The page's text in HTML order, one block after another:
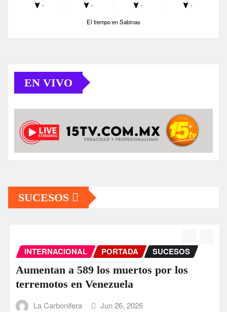
-
-
-
-
El tiempo en Sabinas
EN VIVO
SUCESOS
INTERNACIONAL PORTADA SUCESOS
Aumentan a 589 los muertos por los
terremotos en Venezuela
La Carbonifera Jun 26, 2026